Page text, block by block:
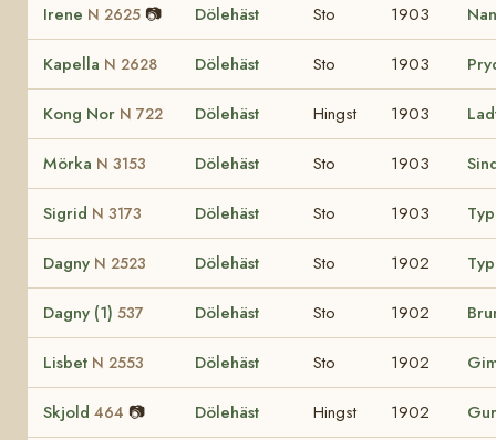
Irene N 2625 📷 Dölehäst Sto 1903
Kapella N 2628 Dölehäst Sto 1903
Kong Nor N 722 Dölehäst Hingst 1903
Mörka N 3153 Dölehäst Sto 1903
Sigrid N 3173 Dölehäst Sto 1903
Dagny N 2523 Dölehäst Sto 1902
Dagny (1) 537 Dölehäst Sto 1902
Lisbet N 2553 Dölehäst Sto 1902
Skjold 464 📷 Dölehäst Hingst 1902